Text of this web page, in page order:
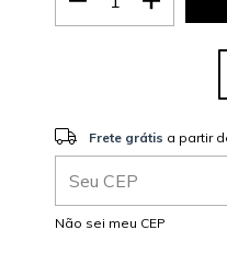
Frete grátis
Entregas para o CEP:
Frete grátis a partir
Não sei meu CEP